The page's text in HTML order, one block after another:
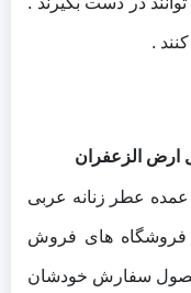
.
ارض الزعفران
عطر زنانه عربی
فروشگاه های فروش
محصول سفارش خودشان